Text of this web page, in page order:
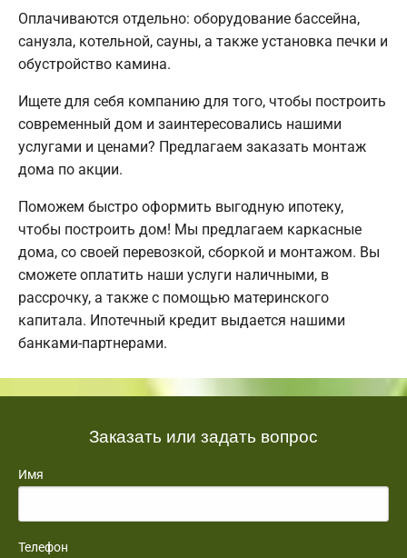
Оплачиваются отдельно: оборудование бассейна,
санузла, котельной, сауны, а также установка печки и
обустройство камина.
Ищете для себя компанию для того, чтобы построить
современный дом и заинтересовались нашими
услугами и ценами? Предлагаем заказать монтаж
дома по акции.
Поможем быстро оформить выгодную ипотеку,
чтобы построить дом! Мы предлагаем каркасные
дома, со своей перевозкой, сборкой и монтажом. Вы
сможете оплатить наши услуги наличными, в
рассрочку, а также с помощью материнского
капитала. Ипотечный кредит выдается нашими
банками-партнерами.
Заказать или задать вопрос
Имя
Телефон